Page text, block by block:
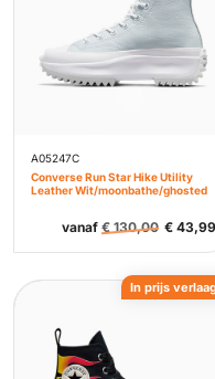
A05247C
Converse Run Star Hike Utility
Leather Wit/moonbathe/ghosted
vanaf €130,00 € 43,99
In prijs